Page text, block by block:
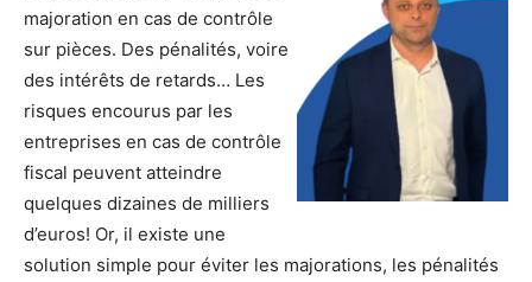
majoration en cas de contrôle
sur pièces. Des pénalités, voire
des intérêts de retards… Les
risques encourus par les
entreprises en cas de contrôle
fiscal peuvent atteindre
quelques dizaines de milliers
d’euros! Or, il existe une
solution simple pour éviter les majorations, les pénalités